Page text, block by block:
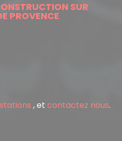
SUR
PROVENCE
, et contactez nous.